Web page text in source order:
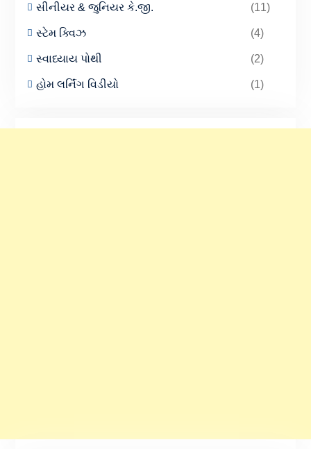
સીનીયર & જુનિયર કે.જી. (11)
સ્ટેમ ક્વિઝ (4)
સ્વાધ્યાય પોથી (2)
હોમ લર્નિંગ વિડીયો (1)